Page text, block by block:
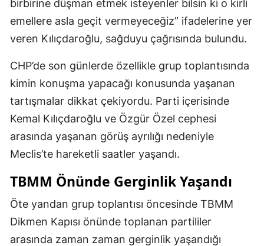
birbirine düşman etmek isteyenler bilsin ki o kirli
emellere asla geçit vermeyeceğiz” ifadelerine yer
veren Kılıçdaroğlu, sağduyu çağrısında bulundu.
CHP’de son günlerde özellikle grup toplantısında
kimin konuşma yapacağı konusunda yaşanan
tartışmalar dikkat çekiyordu. Parti içerisinde
Kemal Kılıçdaroğlu ve Özgür Özel cephesi
arasında yaşanan görüş ayrılığı nedeniyle
Meclis’te hareketli saatler yaşandı.
TBMM Önünde Gerginlik Yaşandı
Öte yandan grup toplantısı öncesinde TBMM
Dikmen Kapısı önünde toplanan partililer
arasında zaman zaman gerginlik yaşandığı